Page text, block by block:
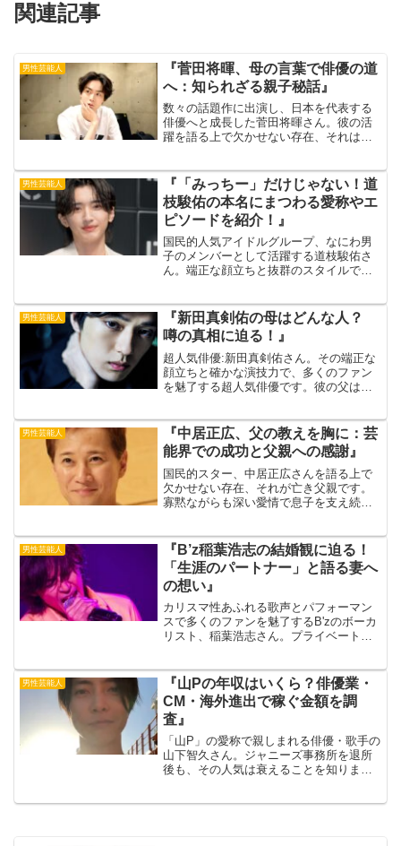
関連記事
男性芸能人
『菅田将暉、母の言葉で俳優の道
へ：知られざる親子秘話』
数々の話題作に出演し、日本を代表する
俳優へと成長した菅田将暉さん。彼の活
躍を語る上で欠かせない存在、それは母
元：映画.com実は、菅田将暉さんが俳優
を志すきっかけとなっ...
男性芸能人
『「みっちー」だけじゃない！道
枝駿佑の本名にまつわる愛称やエ
ピソードを紹介！』
国民的人気アイドルグループ、なにわ男
子のメンバーとして活躍する道枝駿佑さ
ん。端正な顔立ちと抜群のスタイルで、
名なんです！今回は、道枝駿佑さんの本
名にまつわる知られざるエピ...
男性芸能人
『新田真剣佑の母はどんな人？
噂の真相に迫る！』
超人気俳優:新田真剣佑さん。その端正な
顔立ちと確かな演技力で、多くのファン
を魅了する超人気俳優です。彼の父は、
についてはあまり知られていません。出
典元：gingerwe...
男性芸能人
『中居正広、父の教えを胸に：芸
能界での成功と父親への感謝』
国民的スター、中居正広さんを語る上で
欠かせない存在、それが亡き父親です。
寡黙ながらも深い愛情で息子を支え続け
を学びました」と語る中居さん。その言
葉に込められた想いとは？...
男性芸能人
『B’z稲葉浩志の結婚観に迫る！
「生涯のパートナー」と語る妻へ
の想い』
カリスマ性あふれる歌声とパフォーマン
スで多くのファンを魅了するB'zのボーカ
リスト、稲葉浩志さん。プライベートで
元：ORICON NEWS今回は、数少ないイ
ンタビューや...
男性芸能人
『山Pの年収はいくら？俳優業・
CM・海外進出で稼ぐ金額を調
査』
「山P」の愛称で親しまれる俳優・歌手の
山下智久さん。ジャニーズ事務所を退所
後も、その人気は衰えることを知りませ